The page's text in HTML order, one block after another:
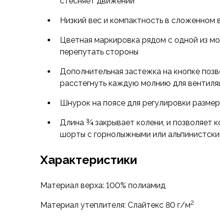
Обувь
Мужская обувь
Ботинки
Неутепленные
Полуботинки
Трейловые кроссовки
Повседневные кроссовки
Кроссовки треккинговые
Зимние
Демисезонные
Вкладыши
Сандалии
движении. При необходимости можно
дополнительной вентиляции.
Шорты очень компактны в сложенном виде и
который идёт в комплекте.
Низкий вес и компактность в сложенном
Цветная маркировка рядом с одной из
перепутать стороны
Дополнительная застежка на кнопке
расстегнуть каждую молнию для
Шнурок на поясе для регулировки
Длина ¾ закрывает колени, и позволяет
шорты с горнолыжными или
Характеристики
Материал верха: 100% полиамид
Материал утеплителя: Слайтекс 80 г/м2